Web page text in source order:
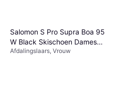
Salomon S Pro Supra Boa 95
W Black Skischoen Dames
Grijs
Afdalingslaars, Vrouw